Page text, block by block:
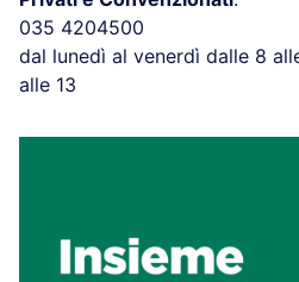
035 4204500
dal lunedì al venerdì dalle 8
alle 13